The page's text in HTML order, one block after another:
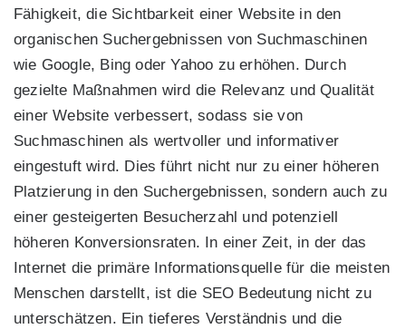
Fähigkeit, die Sichtbarkeit einer Website in den
organischen Suchergebnissen von Suchmaschinen
wie Google, Bing oder Yahoo zu erhöhen. Durch
gezielte Maßnahmen wird die Relevanz und Qualität
einer Website verbessert, sodass sie von
Suchmaschinen als wertvoller und informativer
eingestuft wird. Dies führt nicht nur zu einer höheren
Platzierung in den Suchergebnissen, sondern auch zu
einer gesteigerten Besucherzahl und potenziell
höheren Konversionsraten. In einer Zeit, in der das
Internet die primäre Informationsquelle für die meisten
Menschen darstellt, ist die SEO Bedeutung nicht zu
unterschätzen. Ein tieferes Verständnis und die